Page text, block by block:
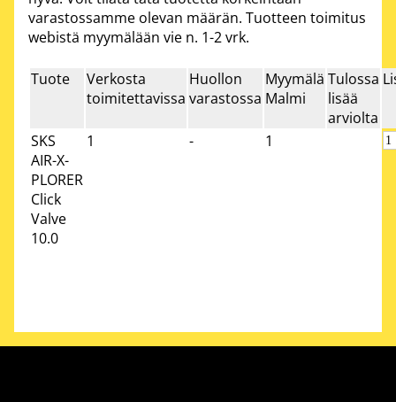
varastossamme olevan määrän. Tuotteen toimitus
webistä myymälään vie n. 1-2 vrk.
Tuote
Verkosta
toimitettavissa
Huollon
varastossa
Myymälä
Malmi
Tulossa
lisää
arviolta
SKS
AIR-X-
PLORER
Click
Valve
10.0
1 - 1